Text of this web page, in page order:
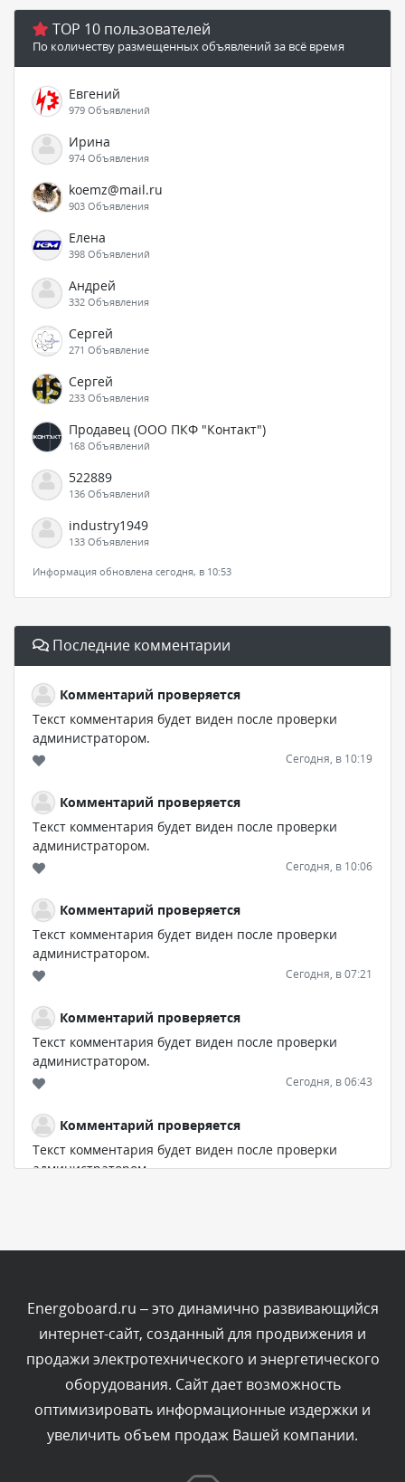
TOP 10 пользователей
По количеству размещенных объявлений за всё время
Евгений
979 Объявлений
Ирина
974 Объявления
koemz@mail.ru
903 Объявления
Елена
398 Объявлений
Андрей
332 Объявления
Сергей
271 Объявление
Сергей
233 Объявления
Продавец (ООО ПКФ "Контакт")
168 Объявлений
522889
136 Объявлений
industry1949
133 Объявления
Информация обновлена сегодня, в 10:53
Последние комментарии
Комментарий проверяется
Текст комментария будет виден после проверки
администратором.
Сегодня, в 10:19
Комментарий проверяется
Текст комментария будет виден после проверки
администратором.
Сегодня, в 10:06
Комментарий проверяется
Текст комментария будет виден после проверки
администратором.
Сегодня, в 07:21
Комментарий проверяется
Текст комментария будет виден после проверки
администратором.
Сегодня, в 06:43
Комментарий проверяется
Текст комментария будет виден после проверки
администратором.
Комментарий проверяется
Текст комментария будет виден после проверки
администратором.
Вчера, в 22:19
Комментарий проверяется
Текст комментария будет виден после проверки
Energoboard.ru – это динамично развивающийся
интернет-сайт, созданный для продвижения и
продажи электротехнического и энергетического
оборудования. Сайт дает возможность
оптимизировать информационные издержки и
увеличить объем продаж Вашей компании.